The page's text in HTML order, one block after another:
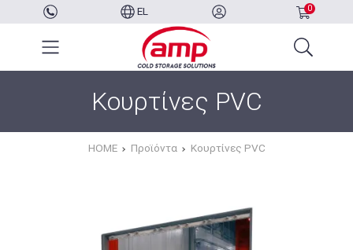
EL 0
Κουρτίνες PVC
HOME Προϊόντα Κουρτίνες PVC